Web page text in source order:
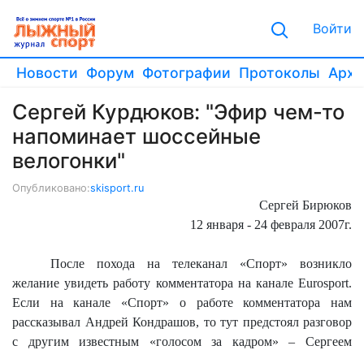
Войти
Новости Форум Фотографии Протоколы
Сергей Курдюков: "Эфир чем-то
напоминает шоссейные
велогонки"
Опубликовано:skisport.ru
Сергей Бирюков
12 января - 24 февраля 2007г.
После похода на телеканал «Спорт» возникло
желание увидеть работу комментатора на канале Eurosport.
Если на канале «Спорт» о работе комментатора нам
рассказывал Андрей Кондрашов, то тут предстоял разговор
с другим известным «голосом за кадром» – Сергеем